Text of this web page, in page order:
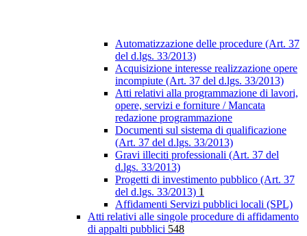
Automatizzazione delle procedure (Art. 37
del d.lgs. 33/2013)
Acquisizione interesse realizzazione opere
incompiute (Art. 37 del d.lgs. 33/2013)
Atti relativi alla programmazione di lavori,
opere, servizi e forniture / Mancata
redazione programmazione
Documenti sul sistema di qualificazione
(Art. 37 del d.lgs. 33/2013)
Gravi illeciti professionali (Art. 37 del
d.lgs. 33/2013)
Progetti di investimento pubblico (Art. 37
del d.lgs. 33/2013) 1
Affidamenti Servizi pubblici locali (SPL)
Atti relativi alle singole procedure di affidamento
di appalti pubblici 548